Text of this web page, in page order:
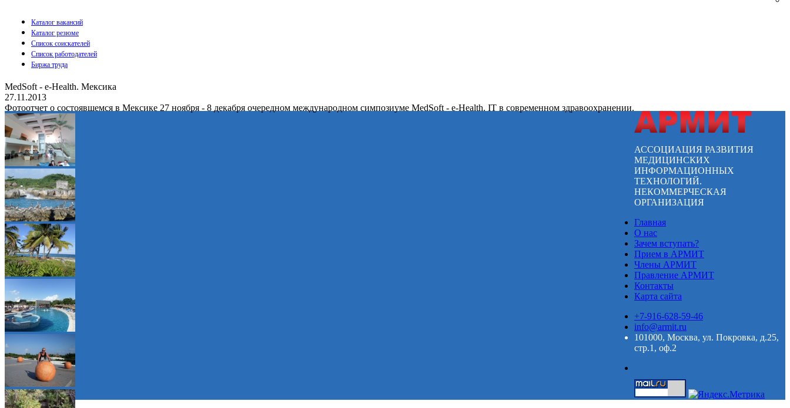
Каталог вакансий
Каталог резюме
Список соискателей
Список работодателей
Биржа труда
MedSoft - e-Health. Мексика
27.11.2013
Фотоотчет о состоявшемся в Мексике 27 ноября - 8 декабря очередном международном симпозиуме MedSoft - e-Health. IT в современном здравоохранении.
АССОЦИАЦИЯ РАЗВИТИЯ
МЕДИЦИНСКИХ
ИНФОРМАЦИОННЫХ
ТЕХНОЛОГИЙ.
НЕКОММЕРЧЕСКАЯ
ОРГАНИЗАЦИЯ
Главная
О нас
Зачем вступать?
Прием в АРМИТ
Члены АРМИТ
Правление АРМИТ
Контакты
Карта сайта
+7-916-628-59-46
info@armit.ru
101000, Москва, ул. Покровка, д.25,
стр.1, оф.2